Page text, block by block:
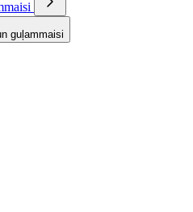
guļammaisi